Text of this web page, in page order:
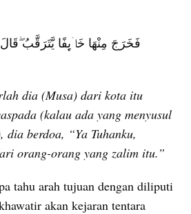
dia (Musa) dari kota itu
(kalau ada yang menyusul
dia berdoa, “Ya Tuhanku,
orang-orang yang zalim itu.”
tahu arah tujuan dengan diliputi
akan kejaran tentara